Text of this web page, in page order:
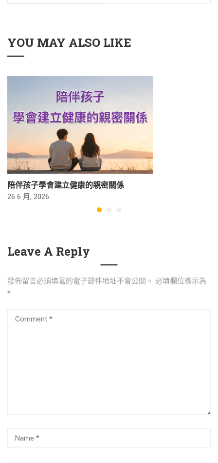
YOU MAY ALSO LIKE
陪伴孩子學會建立健康的親密關係
26 6 月, 2026
Leave A Reply
發佈留言必須填寫的電子郵件地址不會公開。 必填欄位標示為
*